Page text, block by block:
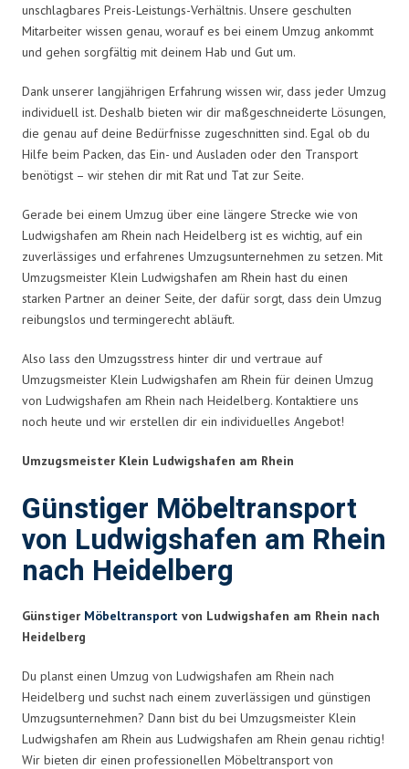
unschlagbares Preis-Leistungs-Verhältnis. Unsere geschulten
Mitarbeiter wissen genau, worauf es bei einem Umzug ankommt
und gehen sorgfältig mit deinem Hab und Gut um.
Dank unserer langjährigen Erfahrung wissen wir, dass jeder Umzug
individuell ist. Deshalb bieten wir dir maßgeschneiderte Lösungen,
die genau auf deine Bedürfnisse zugeschnitten sind. Egal ob du
Hilfe beim Packen, das Ein- und Ausladen oder den Transport
benötigst – wir stehen dir mit Rat und Tat zur Seite.
Gerade bei einem Umzug über eine längere Strecke wie von
Ludwigshafen am Rhein nach Heidelberg ist es wichtig, auf ein
zuverlässiges und erfahrenes Umzugsunternehmen zu setzen. Mit
Umzugsmeister Klein Ludwigshafen am Rhein hast du einen
starken Partner an deiner Seite, der dafür sorgt, dass dein Umzug
reibungslos und termingerecht abläuft.
Also lass den Umzugsstress hinter dir und vertraue auf
Umzugsmeister Klein Ludwigshafen am Rhein für deinen Umzug
von Ludwigshafen am Rhein nach Heidelberg. Kontaktiere uns
noch heute und wir erstellen dir ein individuelles Angebot!
Umzugsmeister Klein Ludwigshafen am Rhein
Günstiger Möbeltransport
von Ludwigshafen am Rhein
nach Heidelberg
Günstiger Möbeltransport von Ludwigshafen am Rhein nach
Heidelberg
Du planst einen Umzug von Ludwigshafen am Rhein nach
Heidelberg und suchst nach einem zuverlässigen und günstigen
Umzugsunternehmen? Dann bist du bei Umzugsmeister Klein
Ludwigshafen am Rhein aus Ludwigshafen am Rhein genau richtig!
Wir bieten dir einen professionellen Möbeltransport von